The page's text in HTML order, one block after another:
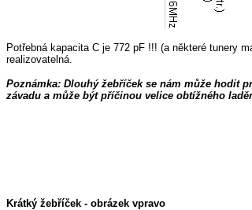
Potřebná kapacita C je 772 pF !!! (a některé tunery
realizovatelná.
Poznámka: Dlouhý žebříček se nám může hodit
závadu a může být příčinou velice obtížného
Krátký žebříček - obrázek vpravo